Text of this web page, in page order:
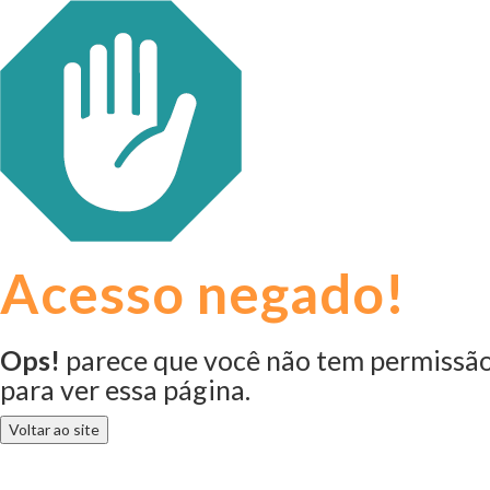
Acesso negado!
Ops! parece que você não tem
para ver essa página.
Voltar ao site